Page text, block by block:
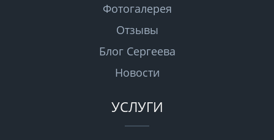
Фотогалерея
Отзывы
Блог Сергеева
Новости
УСЛУГИ